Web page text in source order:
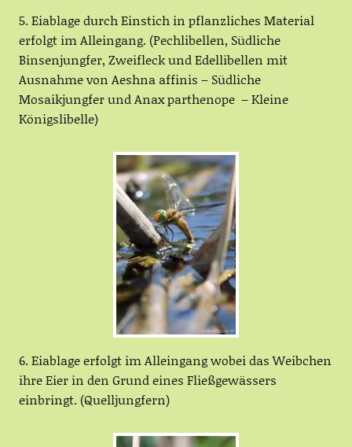
5. Eiablage durch Einstich in pflanzliches Material
erfolgt im Alleingang. (Pechlibellen, Südliche
Binsenjungfer, Zweifleck und Edellibellen mit
Ausnahme von Aeshna affinis – Südliche
Mosaikjungfer und Anax parthenope – Kleine
Königslibelle)
6. Eiablage erfolgt im Alleingang wobei das Weibchen
ihre Eier in den Grund eines Fließgewässers
einbringt. (Quelljungfern)